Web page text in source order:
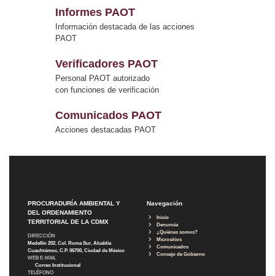
Informes PAOT
Información destacada de las acciones
PAOT
Verificadores PAOT
Personal PAOT autorizado
con funciones de verificación
Comunicados PAOT
Acciones destacadas PAOT
PROCURADURÍA AMBIENTAL Y
DEL ORDENAMIENTO
TERRITORIAL DE LA CDMX
DIRECCIÓN
Medellín 202, Col. Roma Sur, Alcaldía
Cuauhtémoc, C.P. 06700, Ciudad de México
WEB E-MAIL
Correo Institucional
TELÉFONO
Navegación
Inicio
Denuncia
¿Quiénes somos?
Micrositios
Comunicados
Consejo de Gobierno